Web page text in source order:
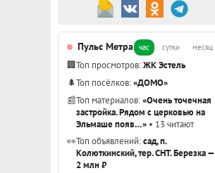
Пульс Метра час сутки месяц
🏢Топ просмотров:ЖК Эстель
🌲Топ посёлков:«ДОМО»
📰Топ материалов:«Очень точечная
застройка. Рядом с церковью на
Эльмаше появ…» • 13 читают
👀Топ объявлений:сад, п.
Колюткинский, тер. СНТ. Березка —
2 млн ₽